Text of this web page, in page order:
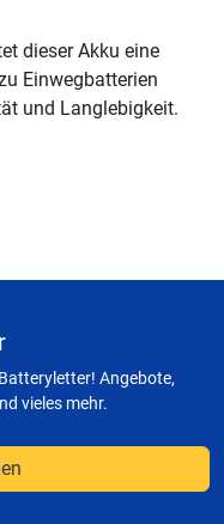
dieser Akku eine
Einwegbatterien
und Langlebigkeit.
Angebote,
vieles mehr.